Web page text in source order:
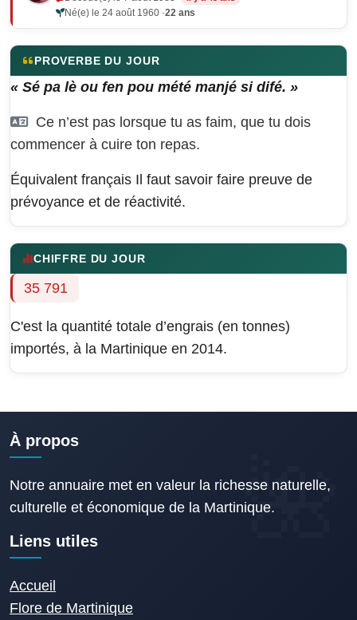
Né(e) le 24 août 1960 ·22 ans
PROVERBE DU JOUR
« Sé pa lè ou fen pou mété manjé si difé. »
Ce n’est pas lorsque tu as faim, que tu dois
commencer à cuire ton repas.
Équivalent français Il faut savoir faire preuve de
prévoyance et de réactivité.
CHIFFRE DU JOUR
35 791
C'est la quantité totale d’engrais (en tonnes)
importés, à la Martinique en 2014.
À propos
Notre annuaire met en valeur la richesse naturelle,
culturelle et économique de la Martinique.
Liens utiles
Accueil
Flore de Martinique